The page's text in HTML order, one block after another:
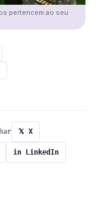
pertencem ao seu
𝕏 X
in LinkedIn